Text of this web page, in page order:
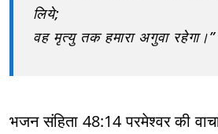
लिये;
वह मृत्यु तक हमारा अगुवा रहेगा।”
भजन संहिता 48:14 परमेश्वर की